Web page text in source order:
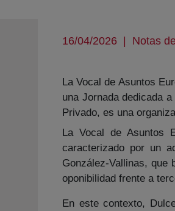
16/04/2026 | Notas
La Vocal de Asuntos
una Jornada dedicada a
Privado, es una
La Vocal de Asuntos
caracterizado por un
González-Vallinas,
oponibilidad frente a
En este contexto,